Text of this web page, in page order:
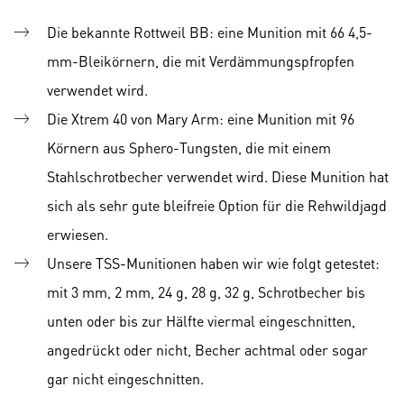
Die bekannte Rottweil BB: eine Munition mit 66 4,5-
mm-Bleikörnern, die mit Verdämmungspfropfen
verwendet wird.
Die Xtrem 40 von Mary Arm: eine Munition mit 96
Körnern aus Sphero-Tungsten, die mit einem
Stahlschrotbecher verwendet wird. Diese Munition hat
sich als sehr gute bleifreie Option für die Rehwildjagd
erwiesen.
Unsere TSS-Munitionen haben wir wie folgt getestet:
mit 3 mm, 2 mm, 24 g, 28 g, 32 g, Schrotbecher bis
unten oder bis zur Hälfte viermal eingeschnitten,
angedrückt oder nicht, Becher achtmal oder sogar
gar nicht eingeschnitten.